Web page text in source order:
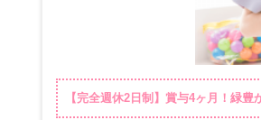
【完全週休2日制】賞与4ヶ月！緑